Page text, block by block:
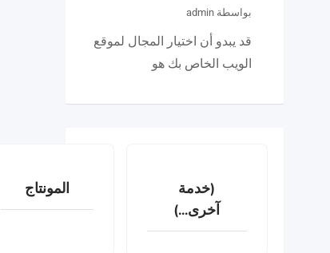
بواسطة admin
قد يبدو أن اختيار المجال لموقع
الويب الخاص بك هو
(خدمة
آخرى...)
المونتاج